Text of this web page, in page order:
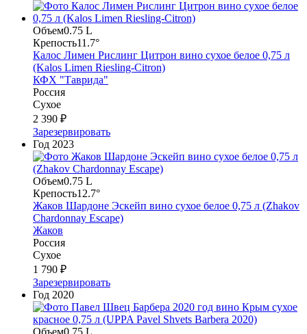
Объем0.75 L
Крепость11.7°
Калос Лимен Рислинг Цитрон вино сухое белое 0,75 л
(Kalos Limen Riesling-Citron)
КФХ "Таврида"
Россия
Сухое
2 390 ₽
Зарезервировать
Год 2023
Объем0.75 L
Крепость12.7°
Жаков Шардоне Эскейп вино сухое белое 0,75 л (Zhakov
Chardonnay Escape)
Жаков
Россия
Сухое
1 790 ₽
Зарезервировать
Год 2020
Объем0.75 L